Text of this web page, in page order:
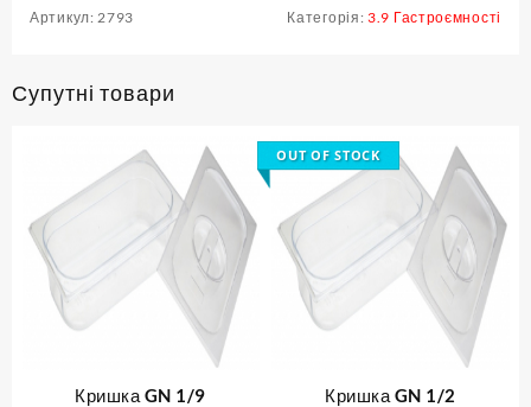
Артикул:2793 Категорія:3.9 Гастроємності
Супутні товари
Кришка GN 1/9
OUT OF STOCK
Кришка GN 1/2